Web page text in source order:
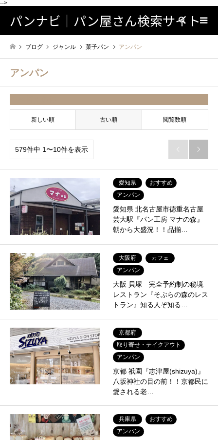
-->
パンナビ｜パン屋さん検索サイト検索
ブログ ジャンル 菓子パン アンパン
アンパン
新しい順 古い順 閲覧数順
579件中 1〜10件を表示  
愛知県
おすすめ
アンパン
愛知県 北名古屋市徳重名古屋
芸大駅『パン工房 マナの森』
朝から大盛況！！品揃…
大阪府
カフェ
アンパン
大阪 貝塚 完全予約制の秘境
レストラン『そぶらの森のレス
トラン』知る人ぞ知る…
京都府
取り寄せ・テイクアウト
アンパン
京都 祇園『志津屋(shizuya)』
八坂神社の目の前！！京都民に
愛される老…
兵庫県
おすすめ
アンパン